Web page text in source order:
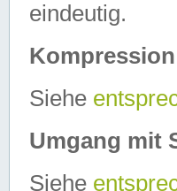
eindeutig.
Kompression
Siehe
Umgang mit
Siehe